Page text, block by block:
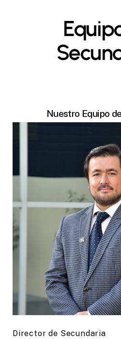
Nuestro Equipo
Director de Secundaria